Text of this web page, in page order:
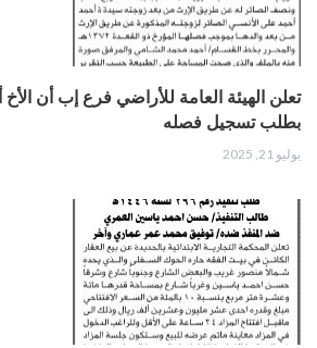
تعلن الهيئة العامة للأراضي فرع إب أن
بطلب تسجيل فصله
يوليو 21, 2025